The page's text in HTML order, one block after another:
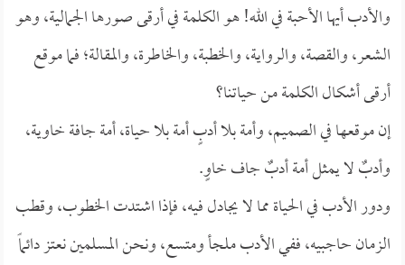
والأدب أيها الأحبة في الله! هو الكلمة في أرقى صورها الجمالية، وهو
الشعر، والقصة، والرواية، والخطبة، والخاطرة، والمقالة؛ فما موقع
أرقى أشكال الكلمة من حياتنا؟
إن موقعها في الصميم، وأمة بلا أدبٍ أمة بلا حياة، أمة جافة خاوية،
وأدبٌ لا يمثل أمة أدبٌ جاف خاوٍ.
ودور الأدب في الحياة مما لا يجادل فيه، فإذا اشتدت الخطوب، وقطب
الزمان حاجبيه، ففي الأدب ملجأ ومتسع، ونحن المسلمين نعتز دائماً